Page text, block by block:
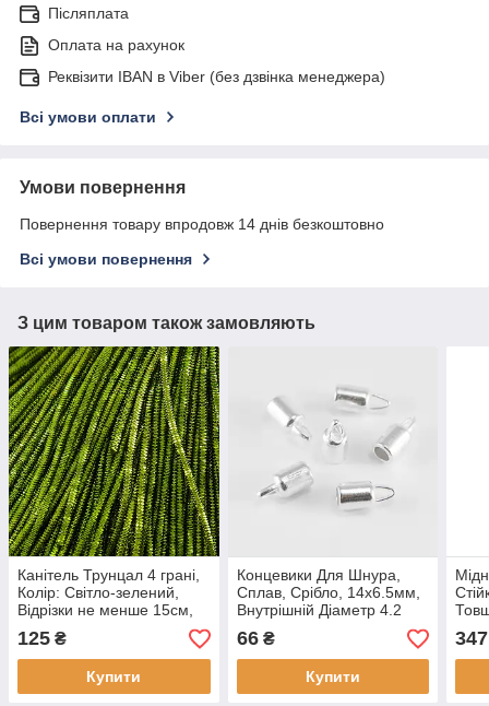
Післяплата
Оплата на рахунок
Реквізити IBAN в Viber (без дзвінка менеджера)
Всі умови оплати
Умови повернення
Повернення товару впродовж 14 днів безкоштовно
Всі умови повернення
З цим товаром також замовляють
Канітель Трунцал 4 грані,
Колір: Світло-зелений,
Відрізки не менше 15см,
Діаметр 1мм, приблизно
490см/(10 г)
125 ₴
Купити
Концевики Для Шнура,
Сплав, Срібло, 14х6.5мм,
Внутрішній Діаметр 4.2
мм, Отвір 2x4мм, (10 шт.)
66₴
Купити
347